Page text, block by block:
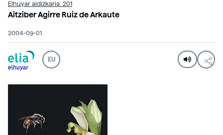
Elhuyar aldizkaria: 201
Aitziber Agirre Ruiz de Arkaute
2004-09-01
EU